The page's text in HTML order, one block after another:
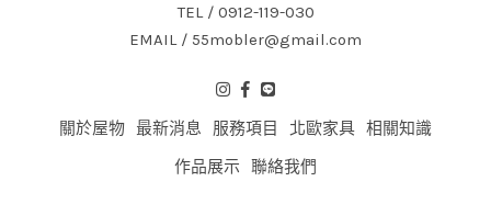
TEL / 0912-119-030
EMAIL / 55mobler@gmail.com
關於屋物 最新消息 服務項目 北歐家具 相關知識
作品展示
聯絡我們